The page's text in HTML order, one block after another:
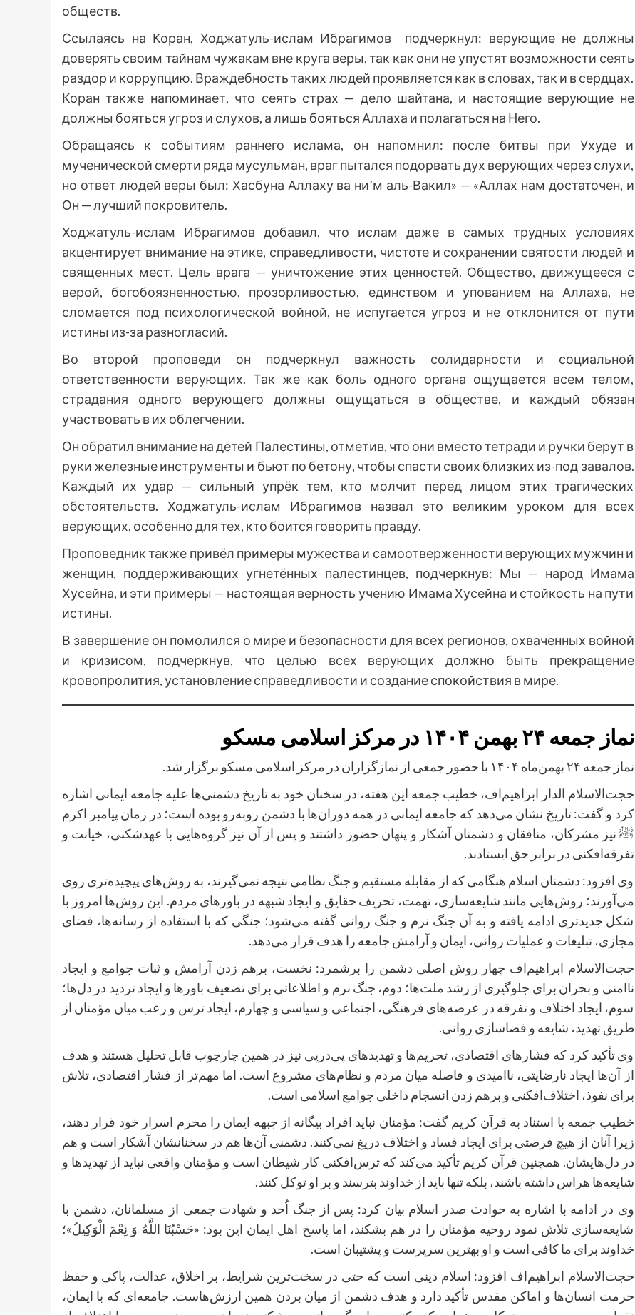
обществ.
Ссылаясь на Коран, Ходжатуль-ислам Ибрагимов подчеркнул: верующие не должны
доверять своим тайнам чужакам вне круга веры, так как они не упустят возможности сеять
раздор и коррупцию. Враждебность таких людей проявляется как в словах, так и в сердцах.
Коран также напоминает, что сеять страх — дело шайтана, и настоящие верующие не
должны бояться угроз и слухов, а лишь бояться Аллаха и полагаться на Него.
Обращаясь к событиям раннего ислама, он напомнил: после битвы при Ухуде и
мученической смерти ряда мусульман, враг пытался подорвать дух верующих через слухи,
но ответ людей веры был: Хасбуна Аллаху ва ни’м аль-Вакил» — «Аллах нам достаточен, и
Он — лучший покровитель.
Ходжатуль-ислам Ибрагимов добавил, что ислам даже в самых трудных условиях
акцентирует внимание на этике, справедливости, чистоте и сохранении святости людей и
священных мест. Цель врага — уничтожение этих ценностей. Общество, движущееся с
верой, богобоязненностью, прозорливостью, единством и упованием на Аллаха, не
сломается под психологической войной, не испугается угроз и не отклонится от пути
истины из-за разногласий.
Во второй проповеди он подчеркнул важность солидарности и социальной
ответственности верующих. Так же как боль одного органа ощущается всем телом,
страдания одного верующего должны ощущаться в обществе, и каждый обязан
участвовать в их облегчении.
Он обратил внимание на детей Палестины, отметив, что они вместо тетради и ручки берут в
руки железные инструменты и бьют по бетону, чтобы спасти своих близких из-под завалов.
Каждый их удар — сильный упрёк тем, кто молчит перед лицом этих трагических
обстоятельств. Ходжатуль-ислам Ибрагимов назвал это великим уроком для всех
верующих, особенно для тех, кто боится говорить правду.
Проповедник также привёл примеры мужества и самоотверженности верующих мужчин и
женщин, поддерживающих угнетённых палестинцев, подчеркнув: Мы — народ Имама
Хусейна, и эти примеры — настоящая верность учению Имама Хусейна и стойкость на пути
истины.
В завершение он помолился о мире и безопасности для всех регионов, охваченных войной
и кризисом, подчеркнув, что целью всех верующих должно быть прекращение
кровопролития, установление справедливости и создание спокойствия в мире.
نماز جمعه ۲۴ بهمن ۱۴۰۴ در مرکز اسلامی مسکو
نماز جمعه ۲۴ بهمن‌ماه ۱۴۰۴ با حضور جمعی از نمازگزاران در مرکز اسلامی مسکو برگزار شد.
حجت‌الاسلام الدار ابراهیم‌اف، خطیب جمعه این هفته، در سخنان خود به تاریخ دشمنی‌ها علیه جامعه ایمانی اشاره
کرد و گفت: تاریخ نشان می‌دهد که جامعه ایمانی در همه دوران‌ها با دشمن روبه‌رو بوده است؛ در زمان پیامبر اکرم
ﷺ نیز مشرکان، منافقان و دشمنان آشکار و پنهان حضور داشتند و پس از آن نیز گروه‌هایی با عهدشکنی، خیانت و
تفرقه‌افکنی در برابر حق ایستادند.
وی افزود: دشمنان اسلام هنگامی که از مقابله مستقیم و جنگ نظامی نتیجه نمی‌گیرند، به روش‌های پیچیده‌تری روی
می‌آورند؛ روش‌هایی مانند شایعه‌سازی، تهمت، تحریف حقایق و ایجاد شبهه در باورهای مردم. این روش‌ها امروز با
شکل جدیدتری ادامه یافته و به آن جنگ نرم و جنگ روانی گفته می‌شود؛ جنگی که با استفاده از رسانه‌ها، فضای
مجازی، تبلیغات و عملیات روانی، ایمان و آرامش جامعه را هدف قرار می‌دهد.
حجت‌الاسلام ابراهیم‌اف چهار روش اصلی دشمن را برشمرد: نخست، برهم زدن آرامش و ثبات جوامع و ایجاد
ناامنی و بحران برای جلوگیری از رشد ملت‌ها؛ دوم، جنگ نرم و اطلاعاتی برای تضعیف باورها و ایجاد تردید در دل‌ها؛
سوم، ایجاد اختلاف و تفرقه در عرصه‌های فرهنگی، اجتماعی و سیاسی و چهارم، ایجاد ترس و رعب میان مؤمنان از
طریق تهدید، شایعه و فضاسازی روانی.
وی تأکید کرد که فشارهای اقتصادی، تحریم‌ها و تهدیدهای پی‌درپی نیز در همین چارچوب قابل تحلیل هستند و هدف
از آن‌ها ایجاد نارضایتی، ناامیدی و فاصله میان مردم و نظام‌های مشروع است. اما مهم‌تر از فشار اقتصادی، تلاش
برای نفوذ، اختلاف‌افکنی و برهم زدن انسجام داخلی جوامع اسلامی است.
خطیب جمعه با استناد به قرآن کریم گفت: مؤمنان نباید افراد بیگانه از جبهه ایمان را محرم اسرار خود قرار دهند،
زیرا آنان از هیچ فرصتی برای ایجاد فساد و اختلاف دریغ نمی‌کنند. دشمنی آن‌ها هم در سخنانشان آشکار است و هم
در دل‌هایشان. همچنین قرآن کریم تأکید می‌کند که ترس‌افکنی کار شیطان است و مؤمنان واقعی نباید از تهدیدها و
شایعه‌ها هراس داشته باشند، بلکه تنها باید از خداوند بترسند و بر او توکل کنند.
وی در ادامه با اشاره به حوادث صدر اسلام بیان کرد: پس از جنگ اُحد و شهادت جمعی از مسلمانان، دشمن با
شایعه‌سازی تلاش نمود روحیه مؤمنان را در هم بشکند، اما پاسخ اهل ایمان این بود: «حَسْبُنَا اللَّهُ وَ نِعْمَ الْوَكِيلُ»؛
خداوند برای ما کافی است و او بهترین سرپرست و پشتیبان است.
حجت‌الاسلام ابراهیم‌اف افزود: اسلام دینی است که حتی در سخت‌ترین شرایط، بر اخلاق، عدالت، پاکی و حفظ
حرمت انسان‌ها و اماکن مقدس تأکید دارد و هدف دشمن از میان بردن همین ارزش‌هاست. جامعه‌ای که با ایمان،